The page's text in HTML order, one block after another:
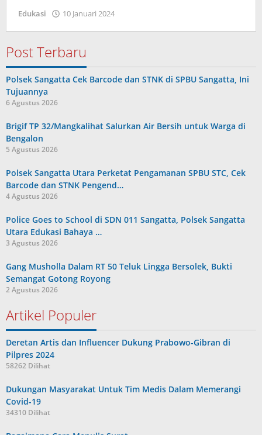
Edukasi 10 Januari 2024
Post Terbaru
Polsek Sangatta Cek Barcode dan STNK di SPBU Sangatta, Ini
Tujuannya
6 Agustus 2026
Brigif TP 32/Mangkalihat Salurkan Air Bersih untuk Warga di
Bengalon
5 Agustus 2026
Polsek Sangatta Utara Perketat Pengamanan SPBU STC, Cek
Barcode dan STNK Pengend…
4 Agustus 2026
Police Goes to School di SDN 011 Sangatta, Polsek Sangatta
Utara Edukasi Bahaya …
3 Agustus 2026
Gang Musholla Dalam RT 50 Teluk Lingga Bersolek, Bukti
Semangat Gotong Royong
2 Agustus 2026
Artikel Populer
Deretan Artis dan Influencer Dukung Prabowo-Gibran di
Pilpres 2024
58262 Dilihat
Dukungan Masyarakat Untuk Tim Medis Dalam Memerangi
Covid-19
34310 Dilihat